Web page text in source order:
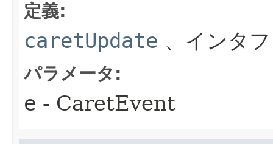
定義:
caretUpdate 、インタ
パラメータ:
e - CaretEvent